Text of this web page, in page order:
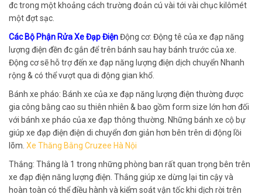
đc trong một khoảng cách trường đoản cú vài tới vài chục kilômét
một đợt sạc.
Các Bộ Phận Rửa Xe Đạp ĐiệnĐộng cơ: Động tê của xe đạp năng
lượng điện đền đc gắn để trên bánh sau hay bánh trước của xe.
Động cơ sẽ hỗ trợ đến xe đạp năng lượng điện dịch chuyển Nhanh
rộng & có thể vượt qua di động gian khổ.
Bánh xe pháo: Bánh xe của xe đạp năng lượng điện thường được
gia công bằng cao su thiên nhiên & bao gồm form size lớn hơn đối
với bánh xe pháo của xe đạp thông thường. Những bánh xe cộ bự
giúp xe đạp điện điện di chuyển đơn giản hơn bên trên di động lồi
lõm. Xe Thăng Bằng Cruzee Hà Nội
Thắng: Thắng là 1 trong những phòng ban rất quan trọng bên trên
xe đạp điện năng lượng điện. Thắng giúp xe dừng lại tin cậy và
hoàn toàn có thể điều hành và kiểm soát vận tốc khi dịch rời trên